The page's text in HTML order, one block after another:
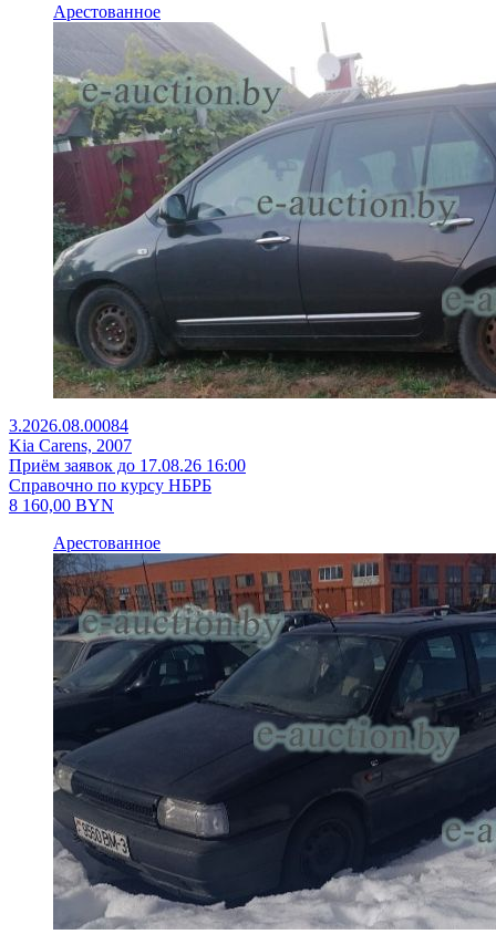
Арестованное
3.2026.08.00084
Kia Carens, 2007
Приём заявок до 17.08.26 16:00
Справочно по курсу НБРБ
8 160,00 BYN
Арестованное